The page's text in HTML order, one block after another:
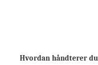
Hvordan håndterer